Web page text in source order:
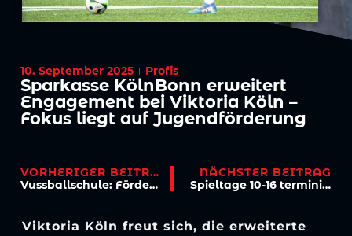
10. September 2025 Profis
Sparkasse KölnBonn erweitert
Engagement bei Viktoria Köln –
Fokus liegt auf Jugendförderung
VORHERIGER BEITRAG
Vussballschule: Förderkurse & Herbstferien vor der Tür
NÄCHSTER BEITRAG
Spieltage 10-16 terminiert
Viktoria Köln freut sich, die erweiterte